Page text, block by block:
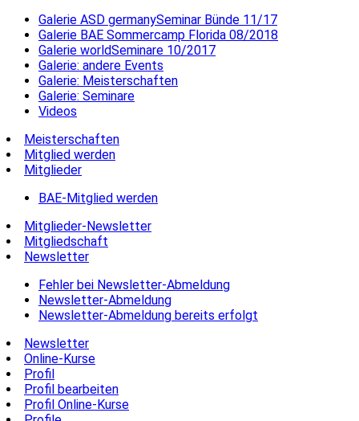
Galerie ASD germanySeminar Bünde 11/17
Galerie BAE Sommercamp Florida 08/2018
Galerie worldSeminare 10/2017
Galerie: andere Events
Galerie: Meisterschaften
Galerie: Seminare
Videos
Meisterschaften
Mitglied werden
Mitglieder
BAE-Mitglied werden
Mitglieder-Newsletter
Mitgliedschaft
Newsletter
Fehler bei Newsletter-Abmeldung
Newsletter-Abmeldung
Newsletter-Abmeldung bereits erfolgt
Newsletter
Online-Kurse
Profil
Profil bearbeiten
Profil Online-Kurse